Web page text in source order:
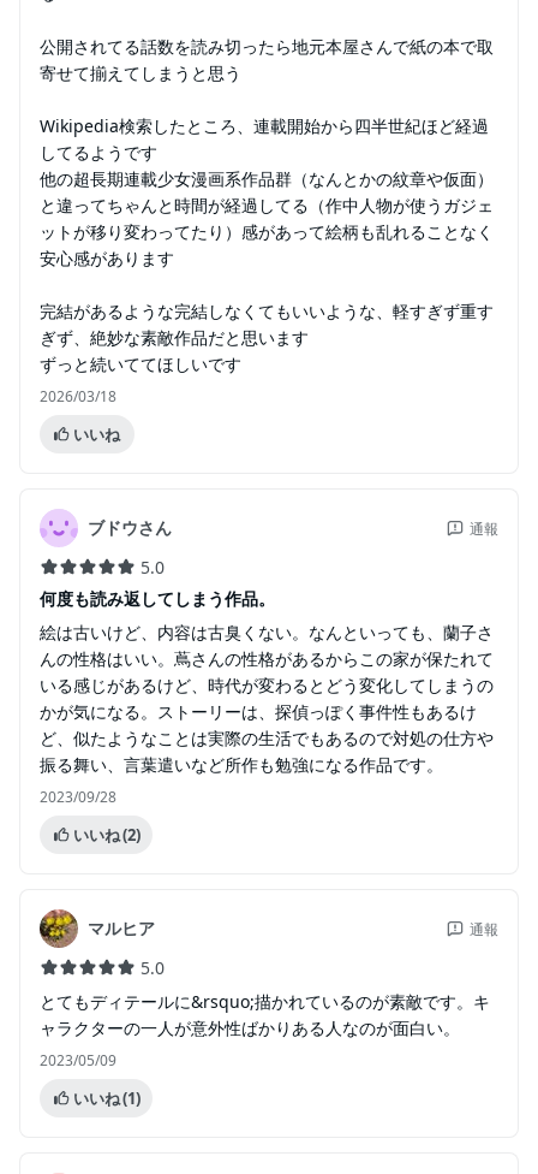
公開されてる話数を読み切ったら地元本屋さんで紙の本で取
寄せて揃えてしまうと思う
Wikipedia検索したところ、連載開始から四半世紀ほど経過
してるようです
他の超長期連載少女漫画系作品群（なんとかの紋章や仮面）
と違ってちゃんと時間が経過してる（作中人物が使うガジェ
ットが移り変わってたり）感があって絵柄も乱れることなく
安心感があります
完結があるような完結しなくてもいいような、軽すぎず重す
ぎず、絶妙な素敵作品だと思います
ずっと続いててほしいです
2026/03/18
いいね
ブドウさん 通報
5.0
何度も読み返してしまう作品。
絵は古いけど、内容は古臭くない。なんといっても、蘭子さ
んの性格はいい。蔦さんの性格があるからこの家が保たれて
いる感じがあるけど、時代が変わるとどう変化してしまうの
かが気になる。ストーリーは、探偵っぽく事件性もあるけ
ど、似たようなことは実際の生活でもあるので対処の仕方や
振る舞い、言葉遣いなど所作も勉強になる作品です。
2023/09/28
いいね(2)
マルヒア 通報
5.0
とてもディテールに&rsquo;描かれているのが素敵です。キ
ャラクターの一人が意外性ばかりある人なのが面白い。
2023/05/09
いいね(1)